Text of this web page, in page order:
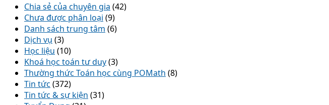
Chia sẻ của chuyên gia (42)
Chưa được phân loại (9)
Danh sách trung tâm (6)
Dịch vụ (3)
Học liệu (10)
Khoá học toán tư duy(3)
Thường thức Toán học cùng POMath (8)
Tin tức (372)
Tin tức & sự kiện (31)